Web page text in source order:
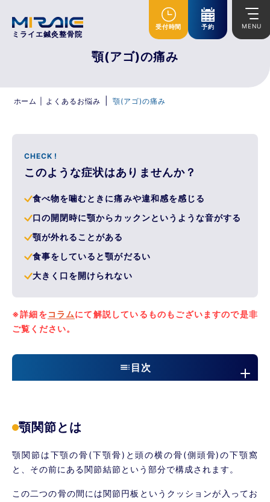
ミライエ鍼灸整骨院
受付時間 予約 MENU
顎(アゴ)の痛み
ホーム よくあるお悩み 顎(アゴ)の痛み
CHECK !
このような症状はありませんか？
食べ物を噛むときに痛みや違和感を感じる
口の開閉時に顎からカックンというような音がする
顎が外れることがある
食事をしていると顎がだるい
大きく口を開けられない
※詳細をコラムにて解説しているものもございますので是非
ご覧ください。
目次
当院のアプローチ
顎関節とは
顎関節は下顎の骨(下顎骨)と頭の横の骨(側頭骨)の下顎窩
と、その前にある関節結節という部分で構成されます。
この二つの骨の間には関節円板というクッションが入ってお